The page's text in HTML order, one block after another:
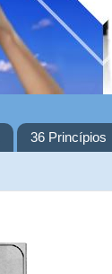
36 Princípios